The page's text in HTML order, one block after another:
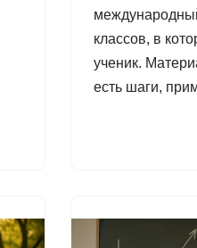
классов, в
ученик.
есть шаги,